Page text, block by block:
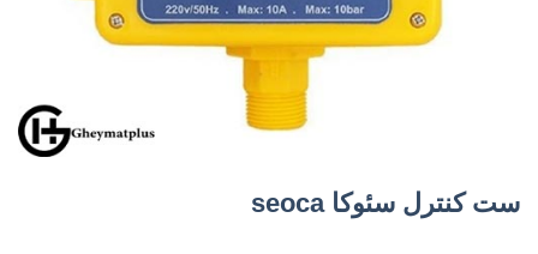
ست کنترل سئوکا seoca